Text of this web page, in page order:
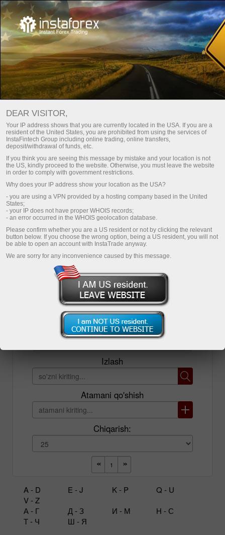
Начинающим Глоссарий трейдера
Foreks atamalari
glossariysi
Foreksda savdo qilasiz, lekin ko'pincha Sizga
notanish bo'lgan so'zlar uchraydimi? Barcha
kerakli axborotForeks atamalari glossariysi
sahifasida keltirilgan.
Savdo hisob-varag‘ini ochish
Demo-hisob-varag‘ini ochish
Ro'yxat
Izlash
Atamani qo'shish
Chiqarish:
A - D E - J K - P
Q - U
V - Z
А - Г
Д - З И - М
Н - С
Т - Ч
Ш - Я
DEAR VISITOR,
Your IP address shows that you are currently located in the USA. If you are a
resident of the United States, you are prohibited from using the services of
InstaFintech Group including online trading, online transfers,
deposit/withdrawal of funds, etc.
If you think you are seeing this message by mistake and your location is not
the US, kindly proceed to the website. Otherwise, you must leave the website
in order to comply with government restrictions.
Why does your IP address show your location as the USA?
- you are using a VPN provided by a hosting company based in the United
States;
- your IP does not have proper WHOIS records;
- an error occurred in the WHOIS geolocation database.
Please confirm whether you are a US resident or not by clicking the relevant
button below. If you choose the wrong option, being a US resident, you will not
be able to open an account with InstaTrade anyway.
We are sorry for any inconvenience caused by this message.